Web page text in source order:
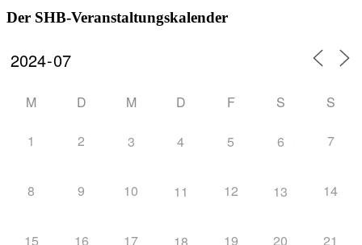
Der SHB-Veranstaltungskalender
M D M D F S S
1 2 3 4 5 6 7
8 9 10 11 12 13 14
15 16 17 18 19 20 21